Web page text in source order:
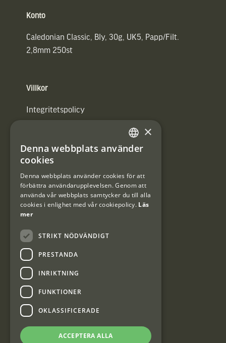
Konto
Caledonian Classic, Bly, 30g, UK5, Papp/Filt.
2,8mm 250st
Villkor
Integritetspolicy
#Interjaktfamily
Kundklubb
Information om kundklubben.
Interjakt Sweden AB, Årjäng
SWEDISH
×
Denna webbplats använder
cookies
Denna webbplats använder cookies för att
förbättra användarupplevelsen. Genom att
använda vår webbplats samtycker du till alla
cookies i enlighet med vår cookiepolicy. Läs
mer
STRIKT NÖDVÄNDIGT
PRESTANDA
INRIKTNING
FUNKTIONER
OKLASSIFICERADE
ACCEPTERA ALLA